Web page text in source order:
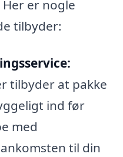
er nogle
tilbyder:
tilbyder at pakke
ind før
med
til din